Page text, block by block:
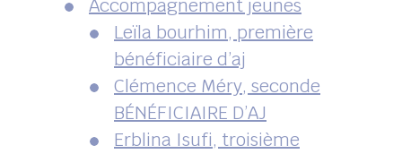
Accompagnement jeunes
Leïla bourhim, première
bénéficiaire d’aj
Clémence Méry, seconde
BÉNÉFICIAIRE D’AJ
Erblina Isufi, troisième